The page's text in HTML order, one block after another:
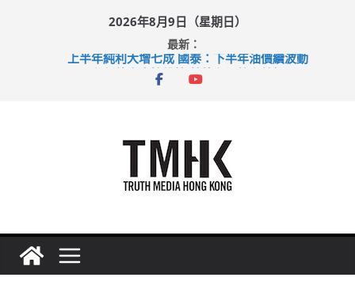
2026年8月9日（星期日）
最新：
上半年純利大增七成 國泰：下半年油價續波動
拜仁熱身賽挫維拉 啟德主場館奪錦標